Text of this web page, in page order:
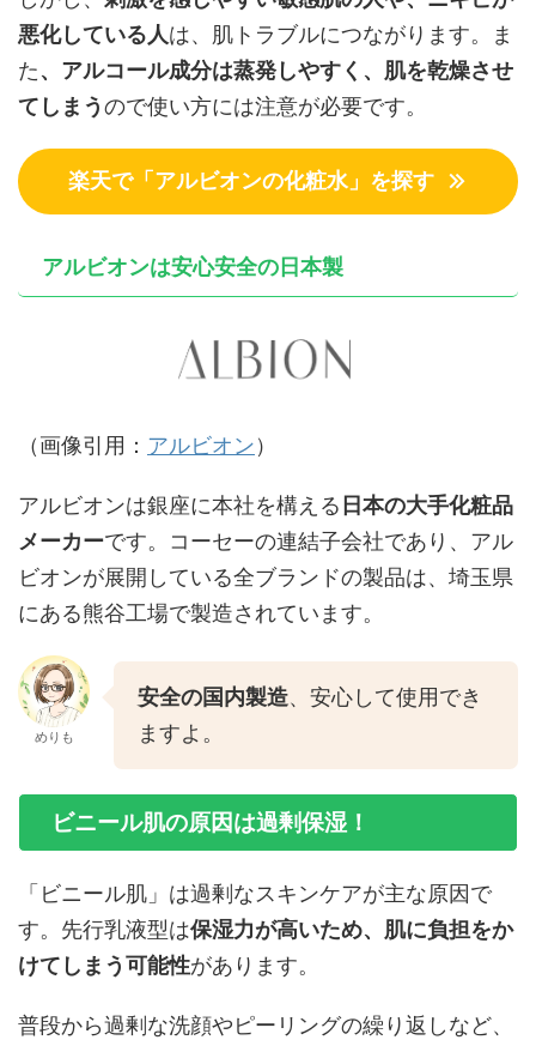
悪化している人は、肌トラブルにつながります。ま
た、アルコール成分は蒸発しやすく、肌を乾燥させ
てしまうので使い方には注意が必要です。
楽天で「アルビオンの化粧水」を探す
アルビオンは安心安全の日本製
（画像引用： アルビオン）
アルビオンは銀座に本社を構える 日本の大手化粧品
メーカーです。コーセーの連結子会社であり、アル
ビオンが展開している全ブランドの製品は、埼玉県
にある熊谷工場で製造されています。
めりも
安全の国内製造、安心して使用でき
ますよ。
ビニール肌の原因は過剰保湿！
「ビニール肌」は過剰なスキンケアが主な原因で
す。先行乳液型は保湿力が高いため、肌に負担をか
けてしまう可能性があります。
普段から過剰な洗顔やピーリングの繰り返しなど、